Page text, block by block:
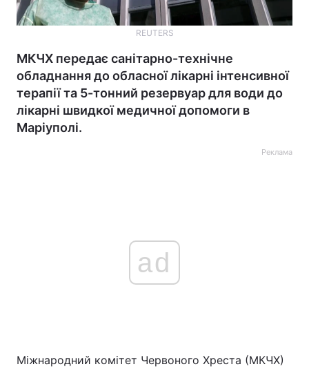
REUTERS
МКЧХ передає санітарно-технічне
обладнання до обласної лікарні інтенсивної
терапії та 5-тонний резервуар для води до
лікарні швидкої медичної допомоги в
Маріуполі.
Реклама
ad
Міжнародний комітет Червоного Хреста (МКЧХ)